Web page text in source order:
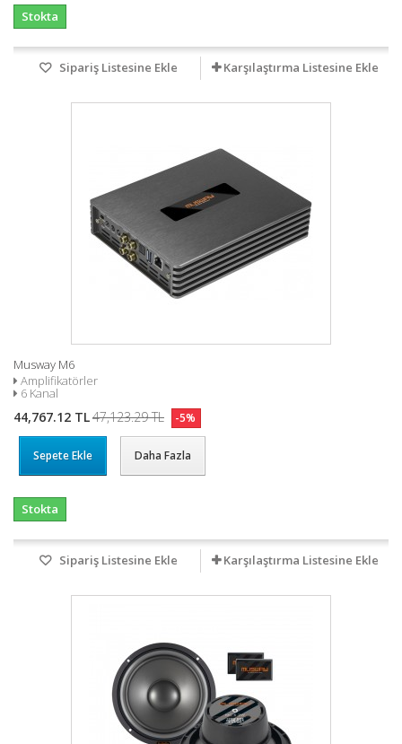
Stokta
Sipariş Listesine Ekle Karşılaştırma Listesine Ekle
Musway M6
Amplifikatörler
6 Kanal
44,767.12 TL47,123.29 TL -5%
Sepete Ekle Daha Fazla
Stokta
Sipariş Listesine Ekle Karşılaştırma Listesine Ekle